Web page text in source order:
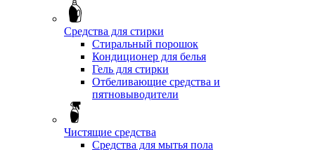
Средства для стирки
Стиральный порошок
Кондиционер для белья
Гель для стирки
Отбеливающие средства и
пятновыводители
Чистящие средства
Средства для мытья пола